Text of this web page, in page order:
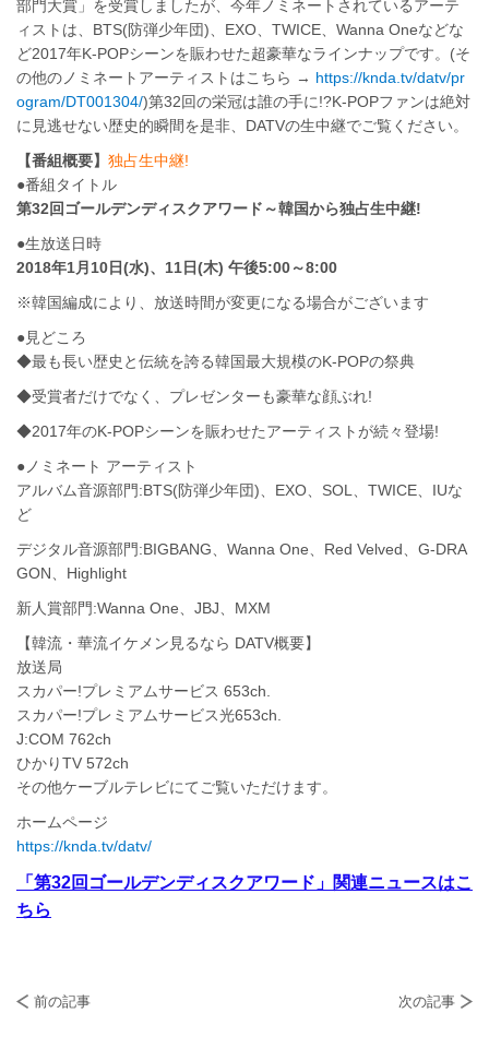
部門大賞」を受賞しましたが、今年ノミネートされているアーテ
ィストは、BTS(防弾少年団)、EXO、TWICE、Wanna Oneなどな
ど2017年K-POPシーンを賑わせた超豪華なラインナップです。(そ
の他のノミネートアーティストはこちら → https://knda.tv/datv/pr
ogram/DT001304/)第32回の栄冠は誰の手に!?K-POPファンは絶対
に見逃せない歴史的瞬間を是非、DATVの生中継でご覧ください。
【番組概要】 独占生中継!
●番組タイトル
第32回ゴールデンディスクアワード～韓国から独占生中継!
●生放送日時
2018年1月10日(水)、11日(木) 午後5:00～8:00
※韓国編成により、放送時間が変更になる場合がございます
●見どころ
◆最も長い歴史と伝統を誇る韓国最大規模のK-POPの祭典
◆受賞者だけでなく、プレゼンターも豪華な顔ぶれ!
◆2017年のK-POPシーンを賑わせたアーティストが続々登場!
●ノミネート アーティスト
アルバム音源部門:BTS(防弾少年団)、EXO、SOL、TWICE、IUな
ど
デジタル音源部門:BIGBANG、Wanna One、Red Velved、G-DRA
GON、Highlight
新人賞部門:Wanna One、JBJ、MXM
【韓流・華流イケメン見るなら DATV概要】
放送局
スカパー!プレミアムサービス 653ch.
スカパー!プレミアムサービス光653ch.
J:COM 762ch
ひかりTV 572ch
その他ケーブルテレビにてご覧いただけます。
ホームページ
https://knda.tv/datv/
「第32回ゴールデンディスクアワード」関連ニュースはこ
ちら
前の記事 次の記事